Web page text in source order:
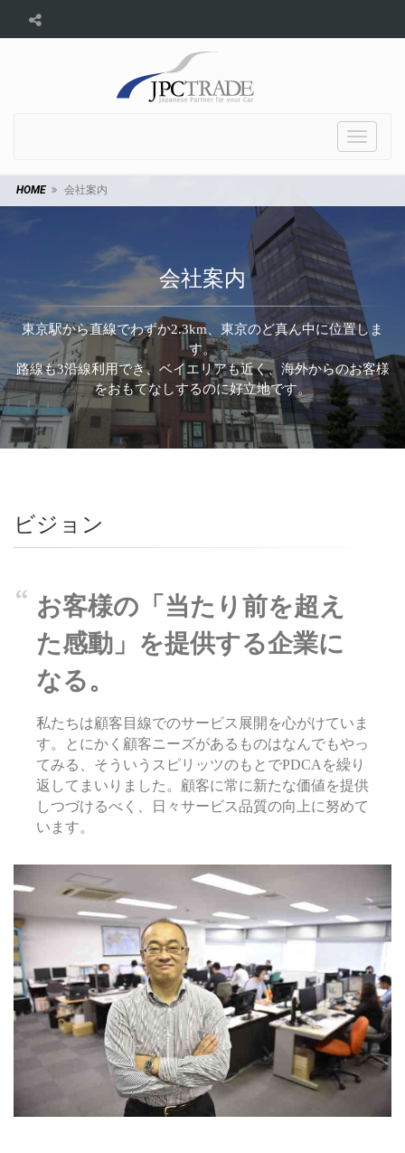
Toggle
HOME 会社案内
会社案内
東京駅から直線でわずか2.3km、東京のど真ん中に位置しま
す。
路線も3沿線利用でき、ベイエリアも近く、海外からのお客様
をおもてなしするのに好立地です。
ビジョン
お客様の「当たり前を超え
た感動」を提供する企業に
なる。
私たちは顧客目線でのサービス展開を心がけていま
す。とにかく顧客ニーズがあるものはなんでもやっ
てみる、そういうスピリッツのもとでPDCAを繰り
返してまいりました。顧客に常に新たな価値を提供
しつづけるべく、日々サービス品質の向上に努めて
います。